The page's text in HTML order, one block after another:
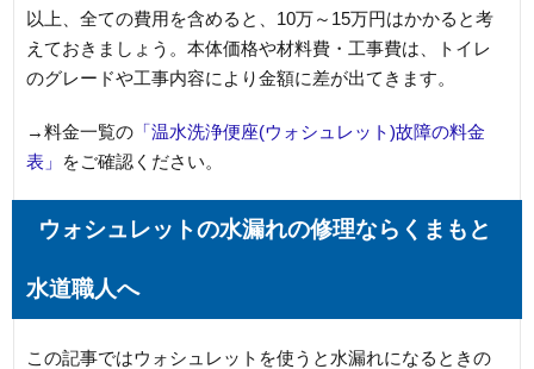
以上、全ての費用を含めると、10万～15万円はかかると考
えておきましょう。本体価格や材料費・工事費は、トイレ
のグレードや工事内容により金額に差が出てきます。
→料金一覧の 「温水洗浄便座(ウォシュレット)故障の料金
表」
をご確認ください。
ウォシュレットの水漏れの修理ならくまもと
水道職人へ
この記事ではウォシュレットを使うと水漏れになるときの